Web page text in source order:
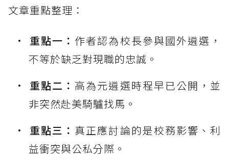
文章重點整理：
重點一： 作者認為校長參與國外遴選，
不等於缺乏對現職的忠誠。
重點二： 高為元遴選時程早已公開，並
非突然赴美騎驢找馬。
重點三： 真正應討論的是校務影響、利
益衝突與公私分際。